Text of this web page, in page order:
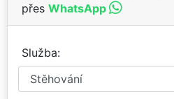
přes WhatsApp
Služba